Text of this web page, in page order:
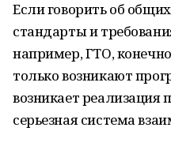
Если говорить об
стандарты и
например, ГТО,
только возникают
возникает реализация
серьезная система